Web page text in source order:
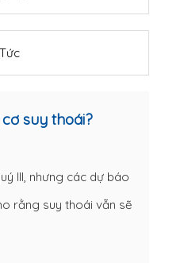
suy thoái?
III, nhưng các dự báo
rằng suy thoái vẫn sẽ